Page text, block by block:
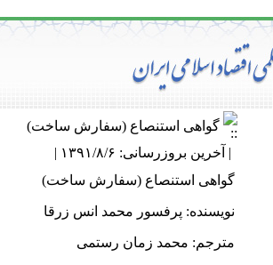
گواهی استنصاع (سفارش ساخت)
| آخرین بروزرسانی: ۱۳۹۱/۸/۶ |
گواهی استنصاع (سفارش ساخت)
نویسنده: پرفسور محمد انس زرقا
مترجم: محمد زمان رستمی